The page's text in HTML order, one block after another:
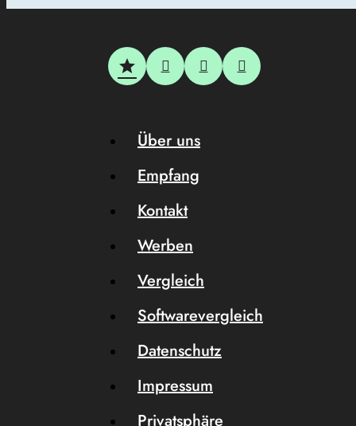
Über uns
Empfang
Kontakt
Werben
Vergleich
Softwarevergleich
Datenschutz
Impressum
Privatsphäre